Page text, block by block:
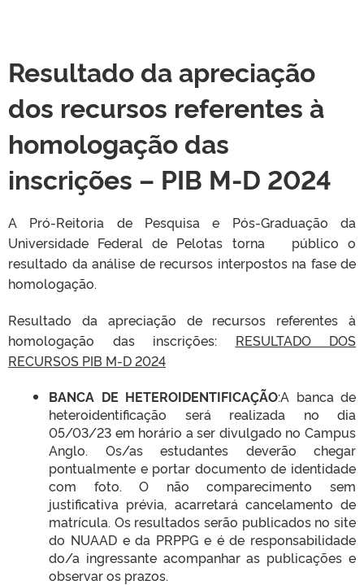
Resultado da apreciação
dos recursos referentes à
homologação das
inscrições – PIB M-D 2024
A Pró-Reitoria de Pesquisa e Pós-Graduação da
Universidade Federal de Pelotas torna público o
resultado da análise de recursos interpostos na fase de
homologação.
Resultado da apreciação de recursos referentes à
homologação das inscrições: RESULTADO DOS
RECURSOS PIB M-D 2024
BANCA DE HETEROIDENTIFICAÇÃO:A banca de
heteroidentificação será realizada no dia
05/03/23 em horário a ser divulgado no Campus
Anglo. Os/as estudantes deverão chegar
pontualmente e portar documento de identidade
com foto. O não comparecimento sem
justificativa prévia, acarretará cancelamento de
matrícula. Os resultados serão publicados no site
do NUAAD e da PRPPG e é de responsabilidade
do/a ingressante acompanhar as publicações e
observar os prazos.